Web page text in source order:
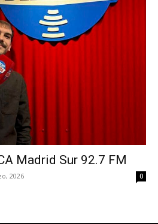
Madrid Sur 92.7 FM
2026 0